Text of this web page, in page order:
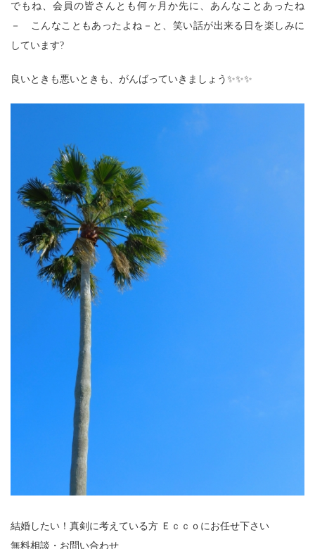
でもね、会員の皆さんとも何ヶ月か先に、あんなことあったね
－ こんなこともあったよね－と、笑い話が出来る日を楽しみに
しています?
良いときも悪いときも、がんばっていきましょう✨✨✨
結婚したい！真剣に考えている方 Ｅｃｃｏにお任せ下さい
無料相談・お問い合わせ